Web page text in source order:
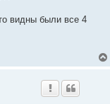
видны были все 4